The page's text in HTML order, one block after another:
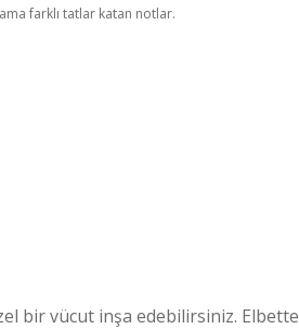
farklı tatlar katan notlar.
bir vücut inşa edebilirsiniz. Elbette